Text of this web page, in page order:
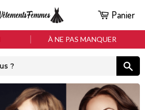
À NE PAS MANQUER
Panier